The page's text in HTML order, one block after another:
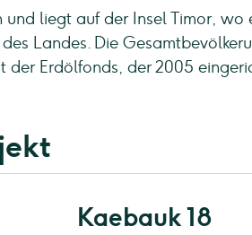
und liegt auf der Insel Timor,
Landes. Die
der Erdölfonds, der 2005
Kaebauk 18